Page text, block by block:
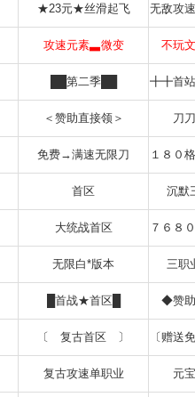
★23元★丝滑起飞 无敌攻
攻速元素▃微变 不玩
██第二季██ ╋╋首
＜赞助直接领＞ 刀
免费→满速无限刀 １８０
首区 沉默
大统战首区 ７６８
无限白*版本 三职
█首战★首区█ ◆赞
〔 复古首区 〕 〔赠送
复古攻速单职业 元